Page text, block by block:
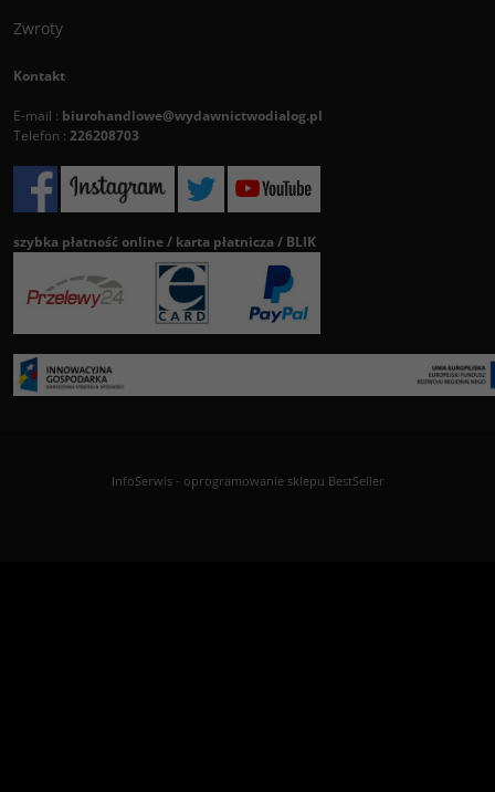
Zwroty
Kontakt
E-mail : biurohandlowe@wydawnictwodialog.pl
Telefon : 226208703
szybka płatność online / karta płatnicza / BLIK
InfoSerwis- oprogramowanie sklepu BestSeller